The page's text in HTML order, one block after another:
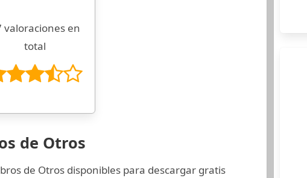
valoraciones en
total
de Otros
de Otros disponibles para descargar gratis